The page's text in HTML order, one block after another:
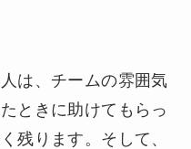
は、チームの雰囲気
ときに助けてもらっ
残ります。そして、